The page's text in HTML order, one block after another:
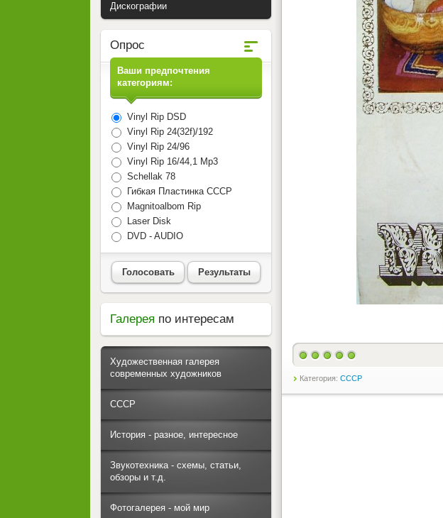
Категория: СССР
Дискографии
Опрос
Ваши предпочтения
категориям:
Vinyl Rip DSD
Vinyl Rip 24(32f)/192
Vinyl Rip 24/96
Vinyl Rip 16/44,1 Mp3
Schellak 78
Гибкая Пластинка СССР
Magnitoalbom Rip
Laser Disk
DVD - AUDIO
Голосовать Результаты
Галерея по интересам
Художественная галерея
современных художников
СССР
История - разное, интересное
Звукотехника - схемы, статьи,
обзоры и т.д.
Фотогалерея - мой мир